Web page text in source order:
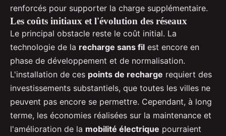
renforcés pour supporter la charge supplémentaire.
Les coûts initiaux et l'évolution des réseaux
Le principal obstacle reste le coût initial. La
technologie de la recharge sans fil est encore en
phase de développement et de normalisation.
L'installation de ces points de recharge requiert des
investissements substantiels, que toutes les villes ne
peuvent pas encore se permettre. Cependant, à long
terme, les économies réalisées sur la maintenance et
l'amélioration de la mobilité électrique pourraient